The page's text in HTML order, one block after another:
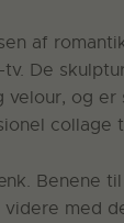
af
De
og er
collage
Benene
med